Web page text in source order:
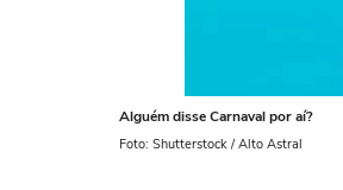
Alguém disse Carnaval por aí?
Foto: Shutterstock / Alto Astral